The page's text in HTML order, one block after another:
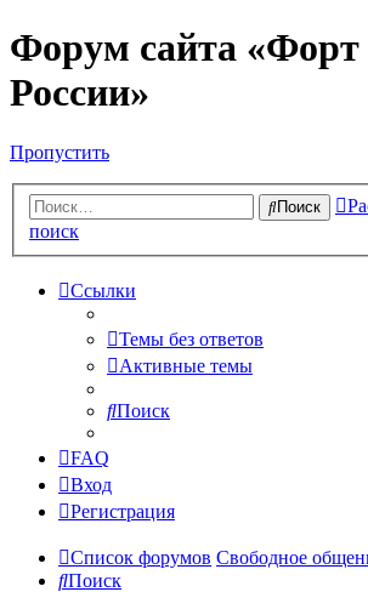
Форум сайта
России»
Пропустить
Поиск
поиск
Ссылки
Темы без ответов
Активные темы
Поиск
FAQ
Вход
Регистрация
Список форумов Свободное
Поиск